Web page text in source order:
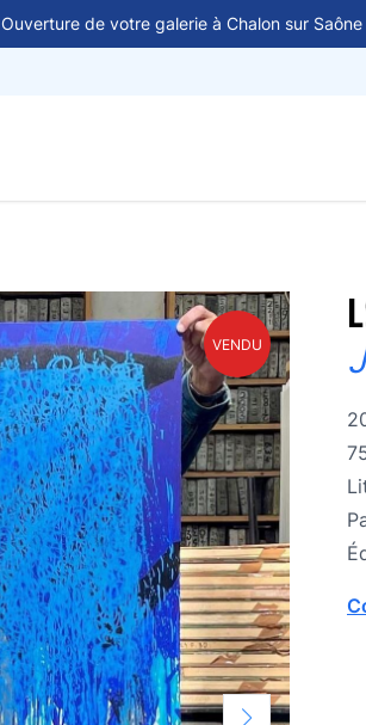
Ouverture de votre galerie à Chalon sur
VENDU